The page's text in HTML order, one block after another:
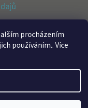
procházením
používáním.. Více